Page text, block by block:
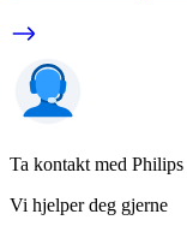
Ta kontakt med Philips
Vi hjelper deg gjerne